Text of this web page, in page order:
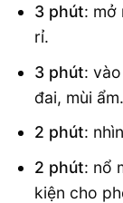
3 phút: mở
rỉ.
3 phút:
đai, mùi ẩm.
2 phút:
2 phút: nổ
kiện cho